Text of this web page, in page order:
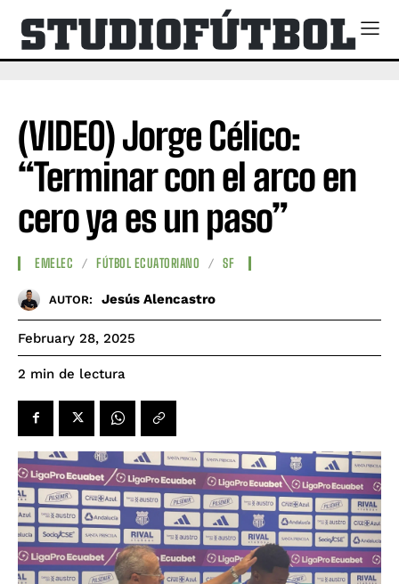
(VIDEO) Jorge Célico:
“Terminar con el arco en
cero ya es un paso”
EMELEC FÚTBOL ECUATORIANO SF
AUTOR: Jesús Alencastro
February 28, 2025
2 min de lectura